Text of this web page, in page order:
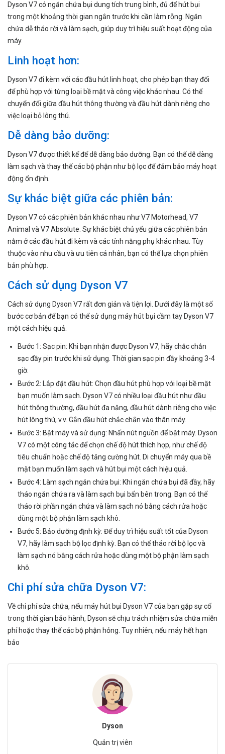
Dyson V7 có ngăn chứa bụi dung tích trung bình, đủ để hút bụi
trong một khoảng thời gian ngắn trước khi cần làm rỗng. Ngăn
chứa dễ tháo rời và làm sạch, giúp duy trì hiệu suất hoạt động của
máy.
Linh hoạt hơn:
Dyson V7 đi kèm với các đầu hút linh hoạt, cho phép bạn thay đổi
để phù hợp với từng loại bề mặt và công việc khác nhau. Có thể
chuyển đổi giữa đầu hút thông thường và đầu hút dành riêng cho
việc loại bỏ lông thú.
Dễ dàng bảo dưỡng:
Dyson V7 được thiết kế để dễ dàng bảo dưỡng. Bạn có thể dễ dàng
làm sạch và thay thế các bộ phận như bộ lọc để đảm bảo máy hoạt
động ổn định.
Sự khác biệt giữa các phiên bản:
Dyson V7 có các phiên bản khác nhau như V7 Motorhead, V7
Animal và V7 Absolute. Sự khác biệt chủ yếu giữa các phiên bản
nằm ở các đầu hút đi kèm và các tính năng phụ khác nhau. Tùy
thuộc vào nhu cầu và ưu tiên cá nhân, bạn có thể lựa chọn phiên
bản phù hợp.
Cách sử dụng Dyson V7
Cách sử dụng Dyson V7 rất đơn giản và tiện lợi. Dưới đây là một số
bước cơ bản để bạn có thể sử dụng máy hút bụi cầm tay Dyson V7
một cách hiệu quả:
Bước 1: Sạc pin: Khi bạn nhận được Dyson V7, hãy chắc chắn
sạc đầy pin trước khi sử dụng. Thời gian sạc pin đầy khoảng 3-4
giờ.
Bước 2: Lắp đặt đầu hút: Chọn đầu hút phù hợp với loại bề mặt
bạn muốn làm sạch. Dyson V7 có nhiều loại đầu hút như đầu
hút thông thường, đầu hút đa năng, đầu hút dành riêng cho việc
hút lông thú, v.v. Gắn đầu hút chắc chắn vào thân máy.
Bước 3: Bật máy và sử dụng: Nhấn nút nguồn để bật máy. Dyson
V7 có một công tắc để chọn chế độ hút thích hợp, như chế độ
tiêu chuẩn hoặc chế độ tăng cường hút. Di chuyển máy qua bề
mặt bạn muốn làm sạch và hút bụi một cách hiệu quả.
Bước 4: Làm sạch ngăn chứa bụi: Khi ngăn chứa bụi đã đầy, hãy
tháo ngăn chứa ra và làm sạch bụi bẩn bên trong. Bạn có thể
tháo rời phần ngăn chứa và làm sạch nó bằng cách rửa hoặc
dùng một bộ phận làm sạch khô.
Bước 5: Bảo dưỡng định kỳ: Để duy trì hiệu suất tốt của Dyson
V7, hãy làm sạch bộ lọc định kỳ. Bạn có thể tháo rời bộ lọc và
làm sạch nó bằng cách rửa hoặc dùng một bộ phận làm sạch
khô.
Chi phí sửa chữa Dyson V7:
Về chi phí sửa chữa, nếu máy hút bụi Dyson V7 của bạn gặp sự cố
trong thời gian bảo hành, Dyson sẽ chịu trách nhiệm sửa chữa miễn
phí hoặc thay thế các bộ phận hỏng. Tuy nhiên, nếu máy hết hạn
bảo
Dyson
Quản trị viên